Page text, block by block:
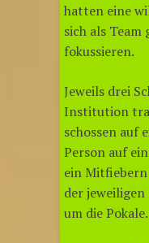
hatten eine
sich als Team
fokussieren.
Jeweils drei
Institution
schossen auf
Person auf
ein
der
um die Pokale.